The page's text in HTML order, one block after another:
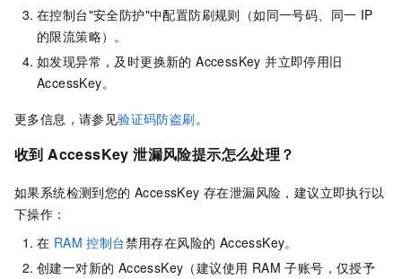
在控制台"安全防护"中配置防刷规则（如同一号码、同一 IP
的限流策略）。
如发现异常，及时更换新的 AccessKey 并立即停用旧
AccessKey。
更多信息，请参见验证码防盗刷。
收到 AccessKey 泄漏风险提示怎么处理？
如果系统检测到您的 AccessKey 存在泄漏风险，建议立即执行以
下操作：
在 RAM 控制台禁用存在风险的 AccessKey。
创建一对新的 AccessKey（建议使用 RAM 子账号，仅授予